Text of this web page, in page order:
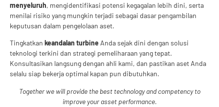
menyeluruh, mengidentifikasi potensi kegagalan lebih dini, serta
menilai risiko yang mungkin terjadi sebagai dasar pengambilan
keputusan dalam pengelolaan aset.
Tingkatkan keandalan turbine Anda sejak dini dengan solusi
teknologi terkini dan strategi pemeliharaan yang tepat.
Konsultasikan langsung dengan ahli kami, dan pastikan aset Anda
selalu siap bekerja optimal kapan pun dibutuhkan.
Together we will provide the best technology and competency to
improve your asset performance.